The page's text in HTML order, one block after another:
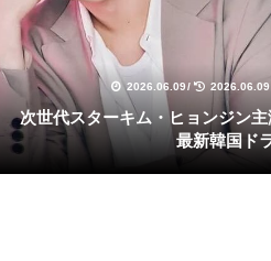
2026.06.09/ 2026.06.09
次世代スターキム・ヒョンジン主演作も！7月「日本初放送」
最新韓国ド